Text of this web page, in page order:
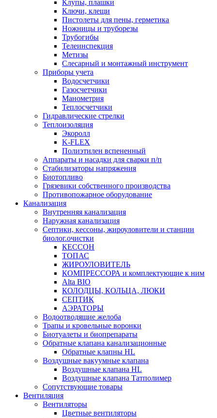
Клупы, плашки
Ключи, клещи
Пистолеты для пены, герметика
Ножницы и труборезы
Трубогибы
Телеинспекция
Метизы
Слесарный и монтажный инструмент
Приборы учета
Водосчетчики
Газосчетчики
Манометрия
Теплосчетчики
Гидравлические стрелки
Теплоизоляция
Экоролл
K-FLEX
Полиэтилен вспененный
Аппараты и насадки для сварки п/п
Стабилизаторы напряжения
Биотопливо
Грязевики собственного производства
Противопожарное оборудование
Канализация
Внутренняя канализация
Наружная канализация
Септики, кессоны, жироуловители и станции
биолог.очистки
КЕССОН
ТОПАС
ЖИРОУЛОВИТЕЛЬ
КОМПРЕССОРА и комплектующие к ним
Alta BIO
КОЛОДЦЫ, КОЛЬЦА, ЛЮКИ
СЕПТИК
АЭРАТОРЫ
Водоотводящие желоба
Трапы и кровельные воронки
Биотуалеты и биопрепараты
Обратные клапана канализационные
Обратные клапны HL
Воздушные вакуумные клапана
Воздушные клапана HL
Воздушные клапана Татполимер
Сопутствующие товары
Вентиляция
Вентиляторы
Цветные вентиляторы